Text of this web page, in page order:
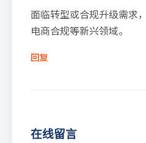
面临转型或合规升级需求
电商合规等新兴领域。
回复
在线留言